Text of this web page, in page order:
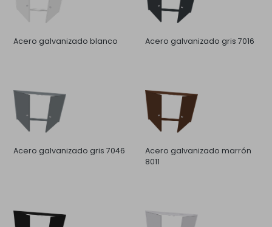
Acero galvanizado blanco Acero galvanizado gris 7016
Acero galvanizado gris 7046
Acero galvanizado marrón
8011